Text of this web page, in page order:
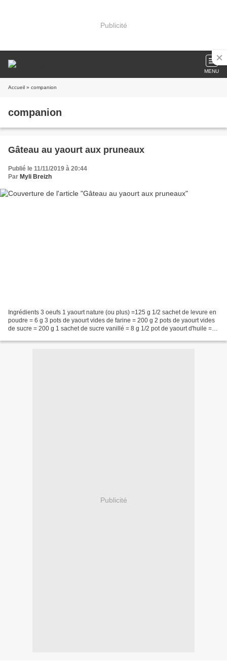
Publicité
MENU
Accueil » companion
companion
Gâteau au yaourt aux pruneaux
Publié le 11/11/2019 à 20:44
Par Myli Breizh
Ingrédients 3 oeufs 1 yaourt nature (ou plus) =125 g 1/2 sachet de levure en
poudre = 6 g 3 pots de yaourt vides de farine = 200 g 2 pots de yaourt vides
de sucre = 200 g 1 sachet de sucre vanillé = 8 g 1/2 pot de yaourt d'huile =
Publicité